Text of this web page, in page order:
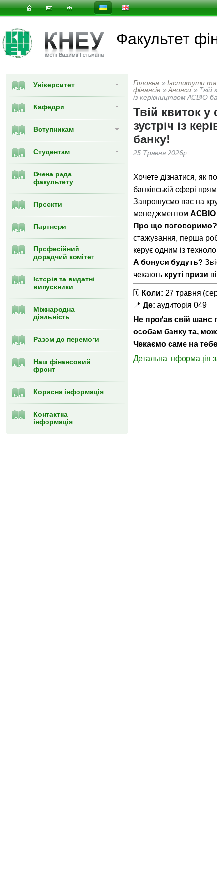
Факультет
Університет
Кафедри
Вступникам
Студентам
Вчена рада
факультету
Проєкти
Партнери
Професійний
дорадчий комітет
Історія та видатні
випускники
Міжнародна
діяльність
Разом до перемоги
Наш фінансовий
фронт
Корисна інформація
Контактна
інформація
Головна » Інститути
фінансів » Анонси » Твій
із керівництвом АСВІО
Твій квиток у
зустріч із
банку!
25 Травня 2026р.
Хочете дізнатися, як
банківській сфері
Запрошуємо вас на
менеджментом АСВІО
Про що поговоримо?
стажування, перша
керує одним із
А бонуси будуть?
чекають круті призи
🗓 Коли: 27 травня
📍 Де: аудиторія 049
Не проґав свій
особам банку та,
Чекаємо саме на
Детальна інформація